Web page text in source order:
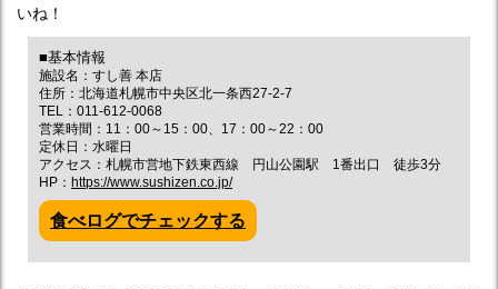
いね！
■基本情報
施設名：すし善 本店
住所：北海道札幌市中央区北一条西27-2-7
TEL：011-612-0068
営業時間：11：00～15：00、17：00～22：00
定休日：水曜日
アクセス：札幌市営地下鉄東西線 円山公園駅 1番出口 徒歩3分
HP： https://www.sushizen.co.jp/
食べログでチェックする